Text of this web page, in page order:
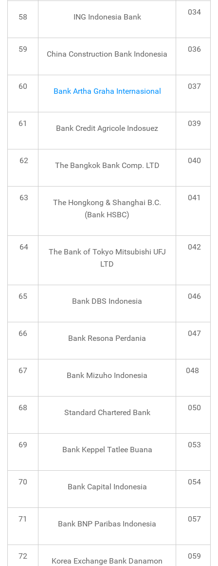
58 ING Indonesia Bank
034
59
China Construction Bank Indonesia
036
60
Bank Artha Graha Internasional
037
61
Bank Credit Agricole Indosuez
039
62
The Bangkok Bank Comp. LTD
040
63
The Hongkong & Shanghai B.C.
(Bank HSBC)
041
64
The Bank of Tokyo Mitsubishi UFJ
LTD
042
65
Bank DBS Indonesia
046
66
Bank Resona Perdania
047
67
Bank Mizuho Indonesia
048
68
Standard Chartered Bank
050
69
Bank Keppel Tatlee Buana
053
70
Bank Capital Indonesia
054
71
Bank BNP Paribas Indonesia
057
72
Korea Exchange Bank Danamon
059